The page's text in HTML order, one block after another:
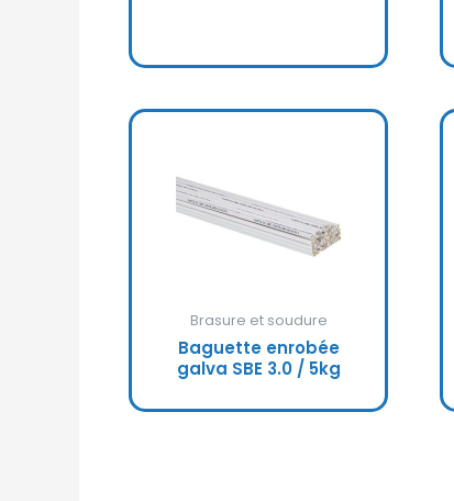
Brasure et soudure
Baguette enrobée
galva SBE 3.0 / 5kg